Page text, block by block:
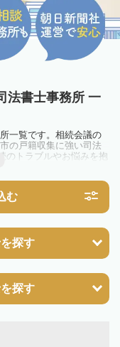
法書士事務所 一
一覧です。相続会議の
の戸籍収集に強い司法
のトラブルやお悩みを抱
ましょう。
む
探す
探す